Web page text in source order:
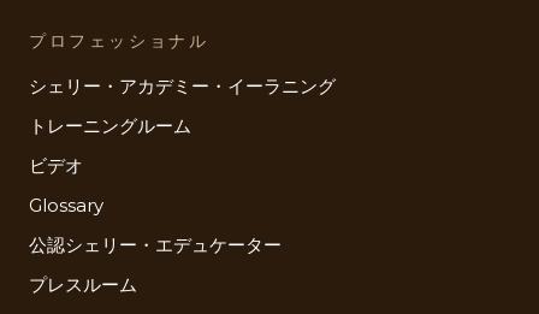
プロフェッショナル
シェリー・アカデミー・イーラニング
トレーニングルーム
ビデオ
Glossary
公認シェリー・エデュケーター
プレスルーム